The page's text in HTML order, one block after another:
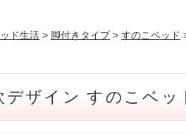
ド生活 > 脚付きタイプ> すのこベッド
デザイン すのこベッ